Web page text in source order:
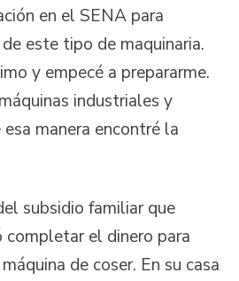
en el SENA para
este tipo de maquinaria.
y empecé a prepararme.
industriales y
manera encontré la
subsidio familiar que
completar el dinero para
de coser. En su casa